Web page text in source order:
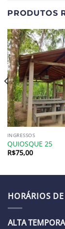
PRODUTOS
INGRESSOS
QUIOSQUE 25
R$75,00
HORÁRIOS
ALTA